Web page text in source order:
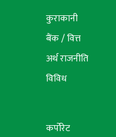
कुराकानी
बैंक / वित्त
अर्थ राजनीति
विविध
कर्पोरेट